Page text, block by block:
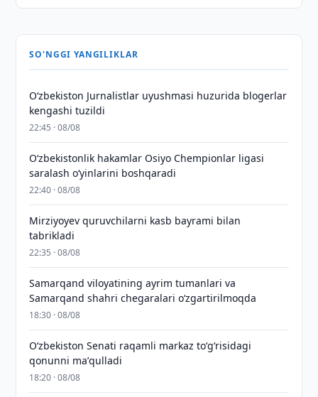
SO'NGGI YANGILIKLAR
O‘zbekiston Jurnalistlar uyushmasi huzurida blogerlar
kengashi tuzildi
22:45 · 08/08
O‘zbekistonlik hakamlar Osiyo Chempionlar ligasi
saralash o‘yinlarini boshqaradi
22:40 · 08/08
Mirziyoyev quruvchilarni kasb bayrami bilan
tabrikladi
22:35 · 08/08
Samarqand viloyatining ayrim tumanlari va
Samarqand shahri chegaralari oʻzgartirilmoqda
18:30 · 08/08
Oʻzbekiston Senati raqamli markaz toʻgʻrisidagi
qonunni maʼqulladi
18:20 · 08/08